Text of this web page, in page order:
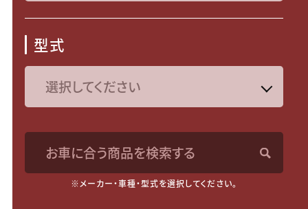
型式
お車に合う商品を検索する
※メーカー・車種・型式を選択してください。